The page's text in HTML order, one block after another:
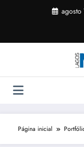
agosto
Página inicial